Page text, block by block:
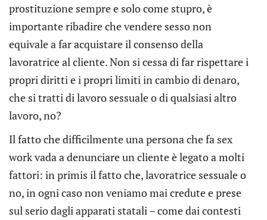
prostituzione sempre e solo come stupro, è
importante ribadire che vendere sesso non
equivale a far acquistare il consenso della
lavoratrice al cliente. Non si cessa di far rispettare i
propri diritti e i propri limiti in cambio di denaro,
che si tratti di lavoro sessuale o di qualsiasi altro
lavoro, no?
Il fatto che difficilmente una persona che fa sex
work vada a denunciare un cliente è legato a molti
fattori: in primis il fatto che, lavoratrice sessuale o
no, in ogni caso non veniamo mai credute e prese
sul serio dagli apparati statali – come dai contesti